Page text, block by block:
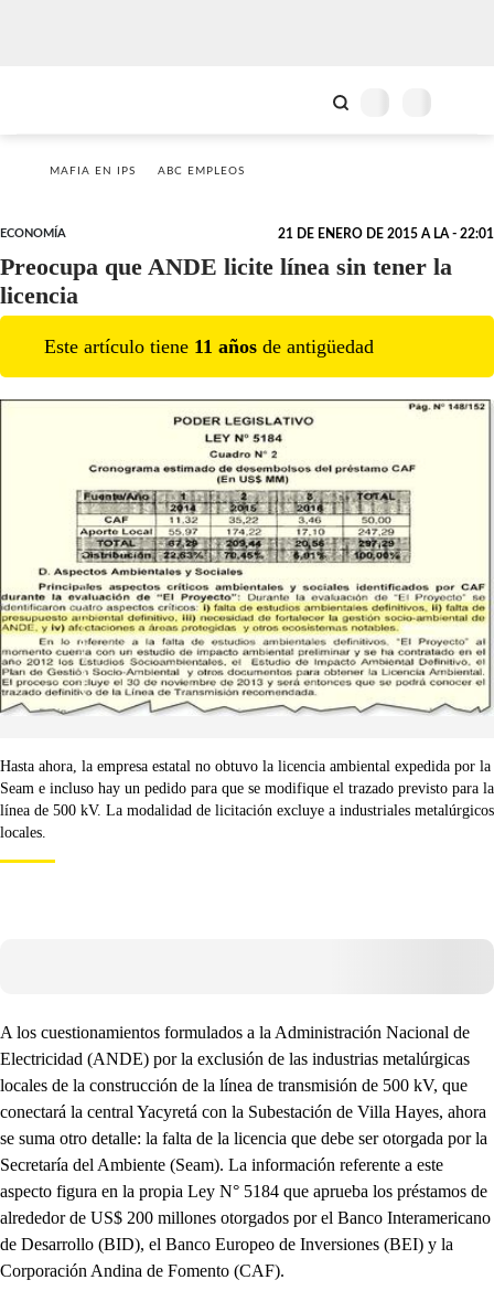
MAFIA EN IPS ABC EMPLEOS
ECONOMÍA 21 DE ENERO DE 2015 A LA - 22:01
Preocupa que ANDE licite línea sin tener la
licencia
Este artículo tiene 11 años de antigüedad
Hasta ahora, la empresa estatal no obtuvo la licencia ambiental expedida por la
Seam e incluso hay un pedido para que se modifique el trazado previsto para la
línea de 500 kV. La modalidad de licitación excluye a industriales metalúrgicos
locales.
A los cuestionamientos formulados a la Administración Nacional de
Electricidad (ANDE) por la exclusión de las industrias metalúrgicas
locales de la construcción de la línea de transmisión de 500 kV, que
conectará la central Yacyretá con la Subestación de Villa Hayes, ahora
se suma otro detalle: la falta de la licencia que debe ser otorgada por la
Secretaría del Ambiente (Seam). La información referente a este
aspecto figura en la propia Ley N° 5184 que aprueba los préstamos de
alrededor de US$ 200 millones otorgados por el Banco Interamericano
de Desarrollo (BID), el Banco Europeo de Inversiones (BEI) y la
Corporación Andina de Fomento (CAF).